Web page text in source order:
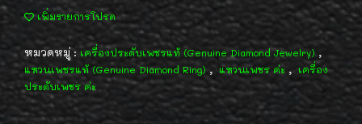
เพิ่มรายการโปรด
หมวดหมู่ : เครื่องประดับเพชรแท้ (Genuine Diamond Jewelry) ,
แหวนเพชรแท้ (Genuine Diamond Ring) , แหวนเพชร ค่ะ , เครื่อง
ประดับเพชร ค่ะ